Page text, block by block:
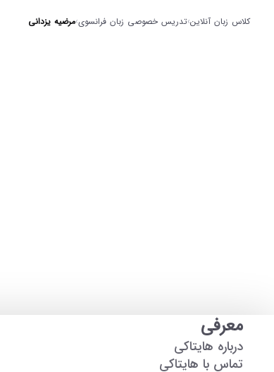
کلاس زبان آنلاین›تدریس خصوصی زبان فرانسوی›مرضیه یزدانی
معرفی
درباره هایتاکی
تماس با هایتاکی